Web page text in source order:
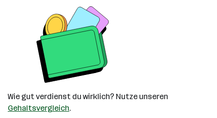
Wie gut verdienst du wirklich? Nutze unseren
Gehaltsvergleich.